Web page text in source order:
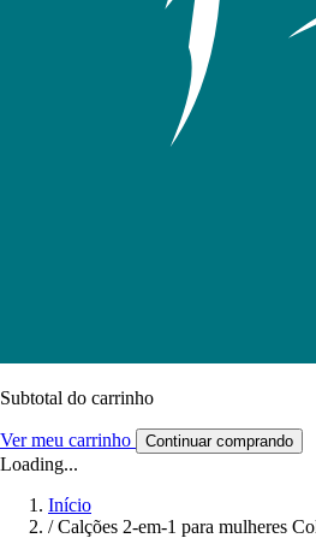
Subtotal do carrinho
Ver meu carrinho Continuar comprando
Loading...
Início
/ Calções 2-em-1 para mulheres